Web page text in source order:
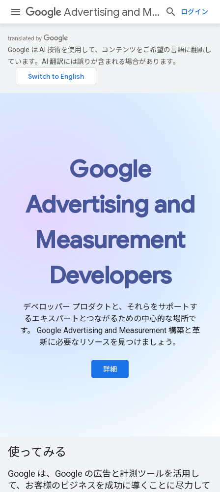
Advertising and Measurement ログイン
Google は AI 技術を使用して、コンテンツをご希望の言語に翻訳し
ています。AI 翻訳には誤りが含まれる場合があります。
Google
Advertising and
Measurement
Developers
デベロッパー プロダクトと、それらをサポートす
るエキスパートとつながるための中心的な場所で
す。 Google Advertising and Measurement 構築と革
新に必要なリソースを見つけましょう。
詳細
使ってみる
Google は、Google の広告と計測ツールを活用し
て、お客様のビジネスを成功に導くことに尽力して